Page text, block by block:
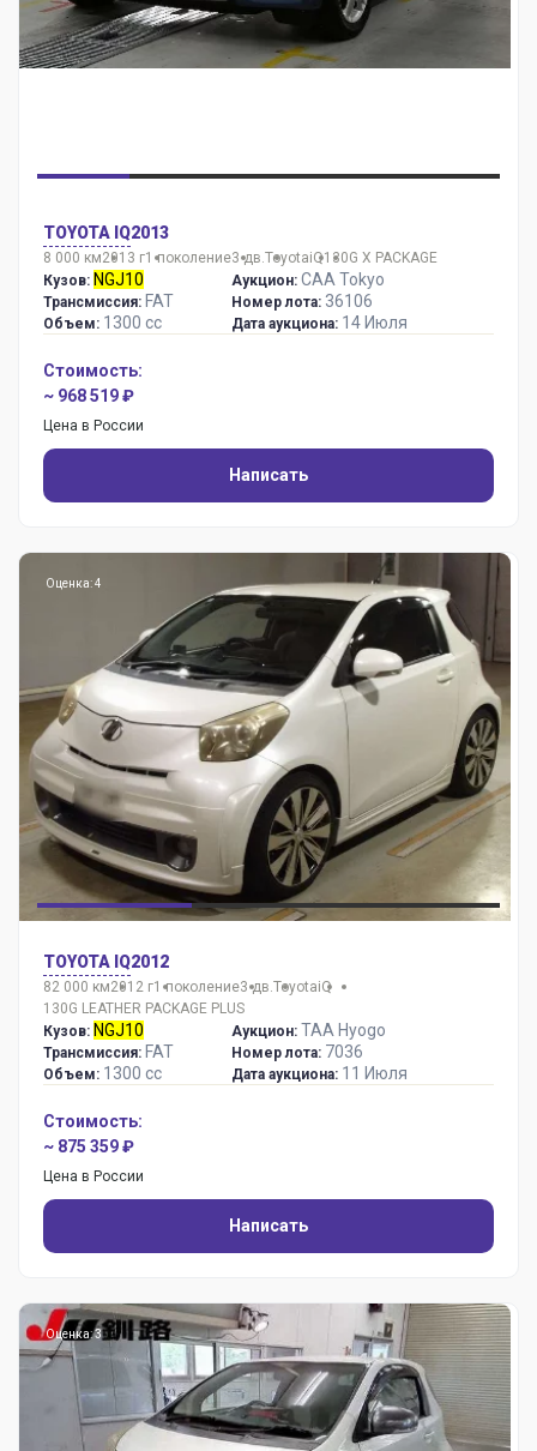
TOYOTA IQ2013
8 000 км2013 г1 поколение3 дв. ToyotaiQ130G X PACKAGE
Кузов: NGJ10
Трансмиссия: FAT
Объем: 1300 сс
Аукцион: CAA Tokyo
Номер лота: 36106
Дата аукциона: 14 Июля
Стоимость:
~ 968 519 ₽
Цена в России
Написать
Оценка: 4
TOYOTA IQ2012
82 000 км2012 г1 поколение3 дв.ToyotaiQ
130G LEATHER PACKAGE PLUS
Кузов: NGJ10
Трансмиссия: FAT
Объем: 1300 сс
Аукцион: TAA Hyogo
Номер лота: 7036
Дата аукциона: 11 Июля
Стоимость:
~ 875 359 ₽
Цена в России
Написать
Оценка: 3